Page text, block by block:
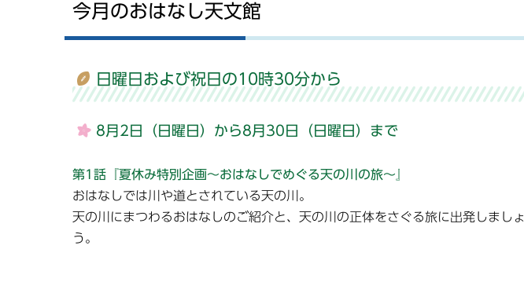
今月のおはなし天文館
日曜日および祝日の10時30分から
8月2日（日曜日）から8月30日（日曜日）まで
第1話『夏休み特別企画～おはなしでめぐる天の川の旅～』
おはなしでは川や道とされている天の川。
天の川にまつわるおはなしのご紹介と、天の川の正体をさぐる旅に出発しましょ
う。